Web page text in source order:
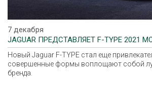
7 декабря
JAGUAR ПРЕДСТАВЛЯЕТ F-TYPE 2021
Новый Jaguar F-TYPE стал еще
совершенные формы воплощают собой
бренда.